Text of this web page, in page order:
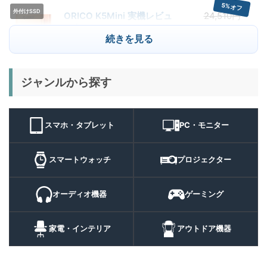
外付けSSD
ORICO K5Mini 実機レビュ
ー | スマホの容量不足対策に
便利な小型外付けSSD
24,510円
5%オフ
23,284
キャンプライ
BougeRV T1 キャンプライ
3000lm・最長102時間の多
機能キャンプライトを徹底検
ッチ
機レビュー | 1万円前後で通
9,882
ュー | バッテリー対応で車中
泊にも使いやすいポータブル
35,131
10/9まで
続きを見る
ジャンルから探す
スマホ・タブレット PC・モニター
スマートウォッチ プロジェクター
オーディオ機器 ゲーミング
家電・インテリア アウトドア機器